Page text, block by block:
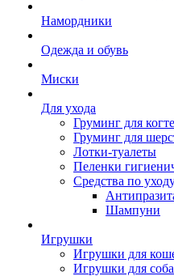
Намордники
Одежда и обувь
Миски
Для ухода
Груминг для
Груминг для
Лотки-туалеты
Пеленки
Средства по
Шампуни
Игрушки
Игрушки для
Игрушки для